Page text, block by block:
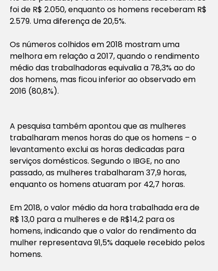
foi de R$ 2.050, enquanto os homens receberam R$
2.579. Uma diferença de 20,5%.
Os números colhidos em 2018 mostram uma
melhora em relação a 2017, quando o rendimento
médio das trabalhadoras equivalia a 78,3% ao do
dos homens, mas ficou inferior ao observado em
2016 (80,8%).
A pesquisa também apontou que as mulheres
trabalharam menos horas do que os homens – o
levantamento exclui as horas dedicadas para
serviços domésticos. Segundo o IBGE, no ano
passado, as mulheres trabalharam 37,9 horas,
enquanto os homens atuaram por 42,7 horas.
Em 2018, o valor médio da hora trabalhada era de
R$ 13,0 para a mulheres e de R$14,2 para os
homens, indicando que o valor do rendimento da
mulher representava 91,5% daquele recebido pelos
homens.